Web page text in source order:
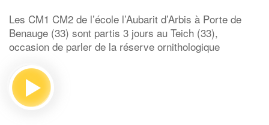
Les CM1 CM2 de l’école l’Aubarit d’Arbis à Porte de
Benauge (33) sont partis 3 jours au Teich (33),
occasion de parler de la réserve ornithologique